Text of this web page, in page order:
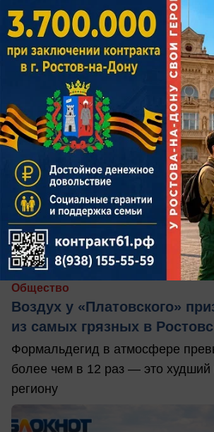
вчера в 15:00
Общество
Воздух у «Платовского»
из самых грязных в
Формальдегид в атмосфере
более чем в 12 раз — это худший
региону